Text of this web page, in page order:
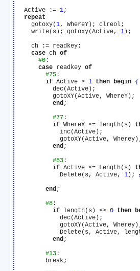
  Active :=
1;
repeat
    gotoxy(
1, WhereY); clreol;
    write(s); gotoxy(Active,
1 );
    ch := readkey;
case ch of
#0 :
case readkey of
#75 :
if Active > 1 then begin {
          dec(Active);
          gotoXY(Active, WhereY);
end;
#77 :
if WhereX <= length(s)
            inc(Active);
gotoXY(Active,
end;
#83 :
if Active <= Length(s)
            Delete(s, Active,
1 );
end;
#8 :
if length(s) <> 0 then
            dec(Active);
gotoXY(Active,
Delete(s, Active,
end;
#13 :
        break;